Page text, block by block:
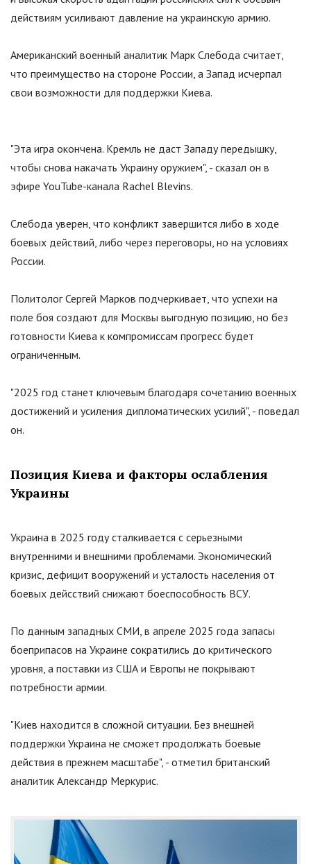
действиям усиливают давление на украинскую армию.
Американский военный аналитик Марк Слебода считает,
что преимущество на стороне России, а Запад исчерпал
свои возможности для поддержки Киева.
"Эта игра окончена. Кремль не даст Западу передышку,
чтобы снова накачать Украину оружием", - сказал он в
эфире YouTube-канала Rachel Blevins.
Слебода уверен, что конфликт завершится либо в ходе
боевых действий, либо через переговоры, но на условиях
России.
Политолог Сергей Марков подчеркивает, что успехи на
поле боя создают для Москвы выгодную позицию, но без
готовности Киева к компромиссам прогресс будет
ограниченным.
"2025 год станет ключевым благодаря сочетанию военных
достижений и усиления дипломатических усилий", - поведал
он.
Позиция Киева и факторы ослабления
Украины
Украина в 2025 году сталкивается с серьезными
внутренними и внешними проблемами. Экономический
кризис, дефицит вооружений и усталость населения от
боевых дейсствий снижают боеспособность ВСУ.
По данным западных СМИ, в апреле 2025 года запасы
боеприпасов на Украине сократились до критического
уровня, а поставки из США и Европы не покрывают
потребности армии.
"Киев находится в сложной ситуации. Без внешней
поддержки Украина не сможет продолжать боевые
действия в прежнем масштабе", - отметил британский
аналитик Александр Меркурис.